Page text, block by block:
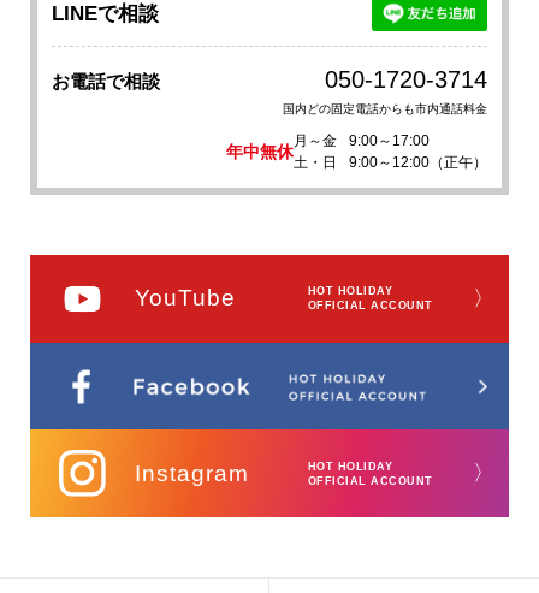
LINEで相談
お電話で相談 050-1720-3714
国内どの固定電話からも市内通話料金
年中無休
月～金
9:00～17:00
土・日
9:00～12:00（正午）
YouTube
HOT HOLIDAY
OFFICIAL ACCOUNT
〉
Instagram
HOT HOLIDAY
OFFICIAL ACCOUNT
〉